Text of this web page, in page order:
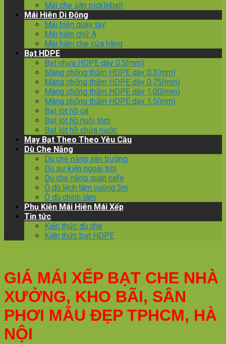
Mái che sân pickleball
Mái Hiên Di Động
Mái hiên quay tay
Mái hiên chữ A
Mái hiên che cửa hàng
Bạt HDPE
Bạt nhựa HDPE dày 0,5(mm)
Màng chống thấm HDPE dày 0,3(mm)
Màng chống thấm HDPE dày 0,75(mm)
Màng chống thấm HDPE dày 1,00(mm)
Màng chống thấm HDPE dày 1,5(mm)
Bạt lót hồ cá
Bạt lót hồ nuôi tôm
Bạt lót hồ chứa nước
May Bạt Theo Theo Yêu Cầu
Dù Che Nắng
Dù che nắng sân trường
Dù sự kiện ngoài trời
Dù che nắng quán cafe
Ô dù lệch tâm vuông 3m
Ô dù chính tâm
Phụ Kiện Mái Hiên Mái Xếp
Tin tức
Kiến thức dù che
Kiến thức bạt HDPE
GIÁ MÁI XẾP BẠT CHE NHÀ
XƯỞNG, KHO BÃI, SÂN
PHƠI MẪU ĐẸP TPHCM, HÀ
NỘI